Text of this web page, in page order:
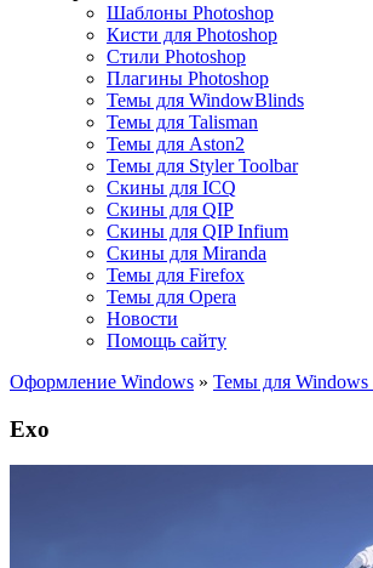
Шаблоны Photoshop
Кисти для Photoshop
Стили Photoshop
Плагины Photoshop
Темы для WindowBlinds
Темы для Talisman
Темы для Aston2
Темы для Styler Toolbar
Скины для ICQ
Скины для QIP
Скины для QIP Infium
Скины для Miranda
Темы для Firefox
Темы для Opera
Новости
Помощь сайту
Оформление Windows » Темы для Windows
Exo